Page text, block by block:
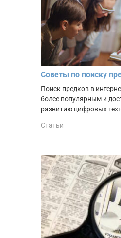
Советы по поиску
Поиск предков в
более популярным и
развитию цифровых
Статьи